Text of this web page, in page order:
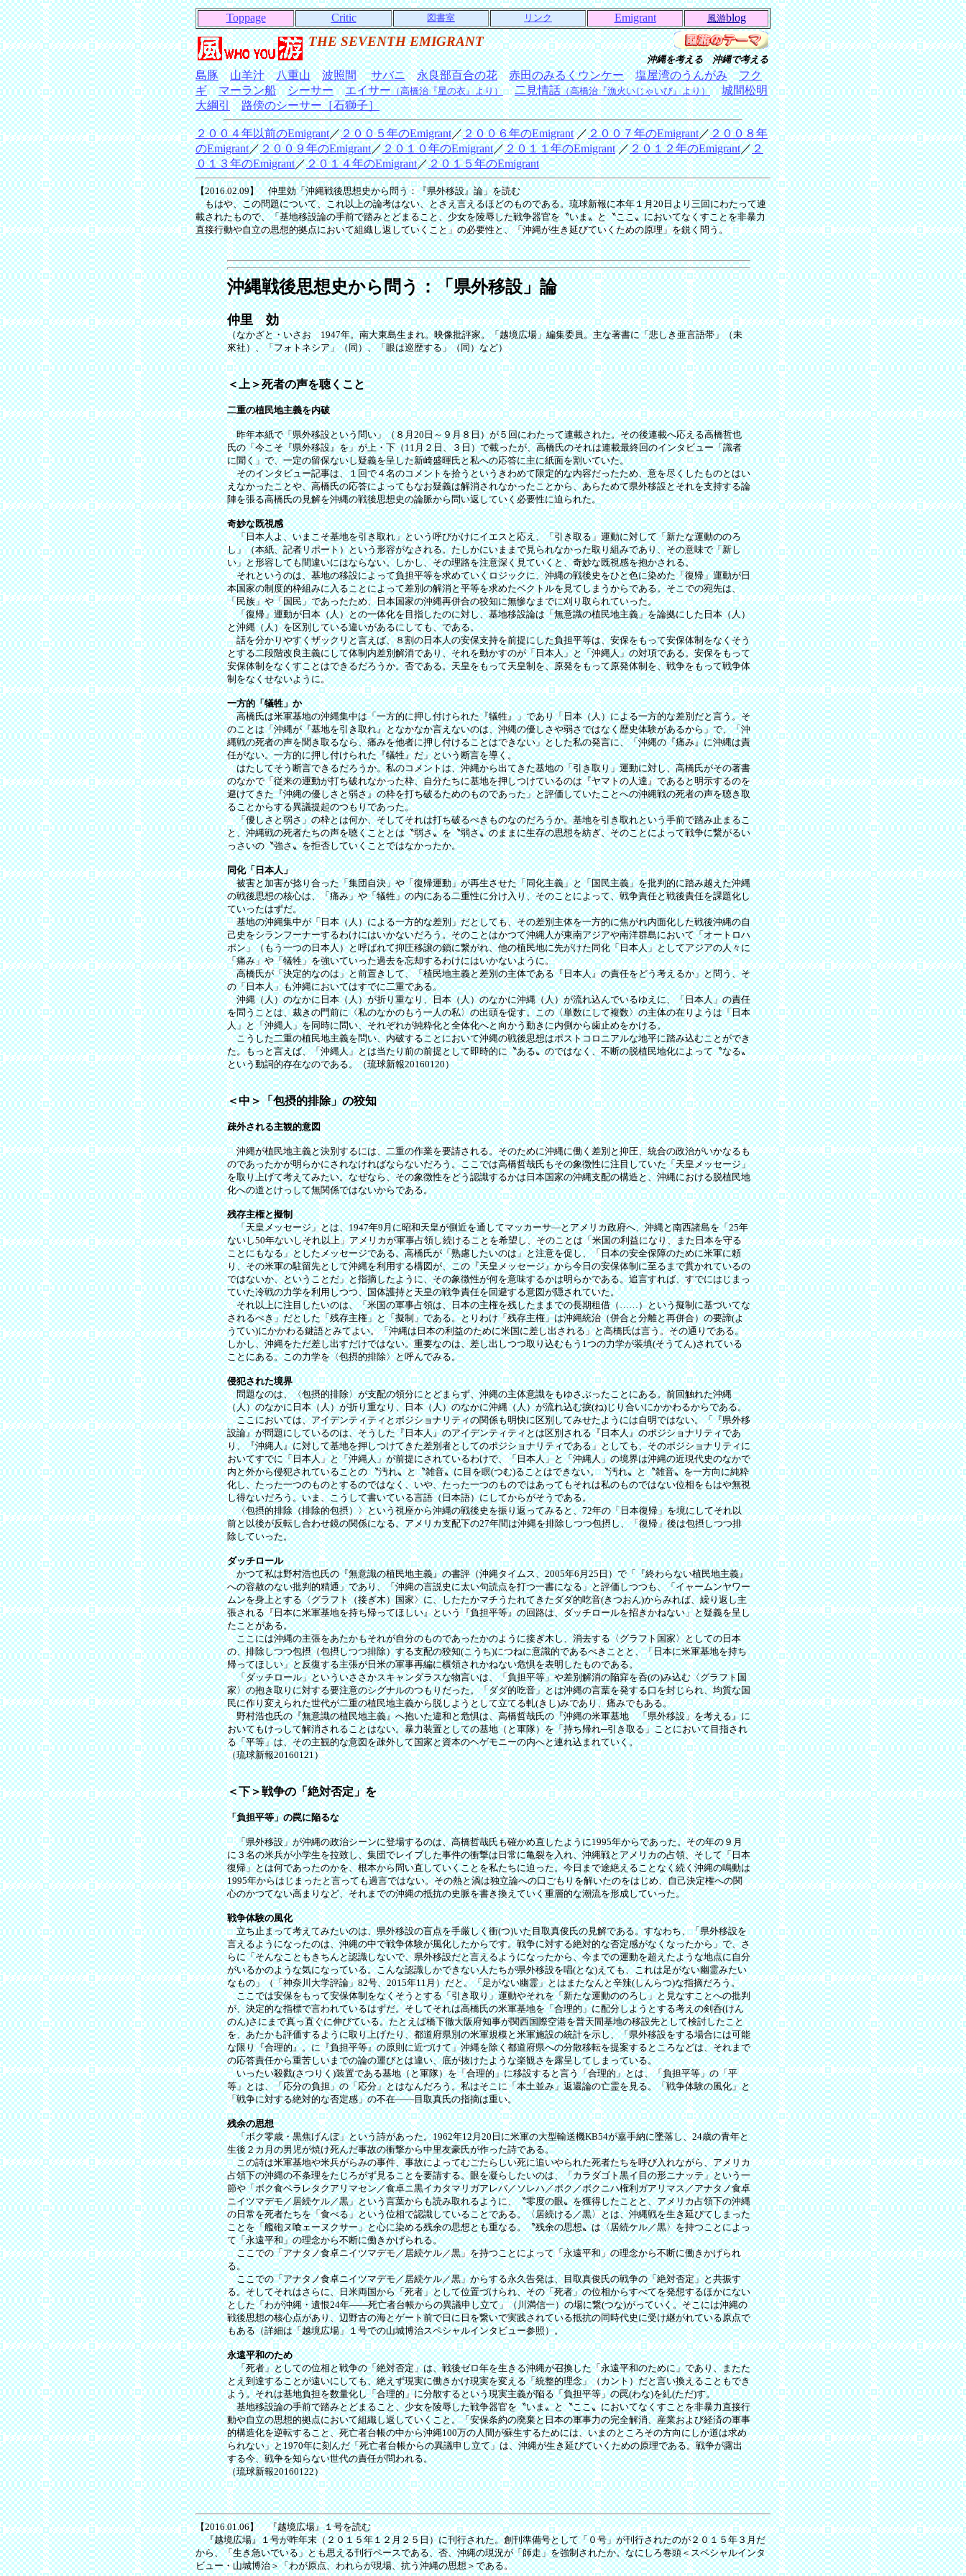
Toppage Critic 図書室 リンク Emigrant 風游blog
THE SEVENTH EMIGRANT
沖縄を考える 沖縄で考える
島豚 山羊汁 八重山 波照間 サバニ 永良部百合の花 赤田のみるくウンケー 塩屋湾のうんがみ
フク
ギ
マーラン船 シーサー エイサー（高橋治『星の衣』より） 二見情話（高橋治『漁火いじゃいび』より）
城間松明
大綱引
路傍のシーサー［石獅子］
２００４年以前のEmigrant／２００５年のEmigrant／２００６年のEmigrant／２００７年のEmigrant／２００８年
のEmigrant／２００９年のEmigrant／２０１０年のEmigrant／２０１１年のEmigrant／２０１２年のEmigrant／２
０１３年のEmigrant／２０１４年のEmigrant／２０１５年のEmigrant
【2016.02.09】 仲里効「沖縄戦後思想史から問う：『県外移設』論」を読む
もはや、この問題について、これ以上の論考はない、とさえ言えるほどのものである。琉球新報に本年１月20日より三回にわたって連
載されたもので、「基地移設論の手前で踏みとどまること、少女を陵辱した戦争器官を〝いま〟と〝ここ〟においてなくすことを非暴力
直接行動や自立の思想的拠点において組織し返していくこと」の必要性と、「沖縄が生き延びていくための原理」を鋭く問う。
沖縄戦後思想史から問う：「県外移設」論
仲里 効
（なかざと・いさお 1947年。南大東島生まれ。映像批評家。「越境広場」編集委員。主な著書に「悲しき亜言語帯」（未
來社）、「フォトネシア」（同）、「眼は巡歴する」（同）など）
＜上＞死者の声を聴くこと
二重の植民地主義を内破
昨年本紙で「県外移設という問い」（８月20日～９月８日）が５回にわたって連載された。その後連載へ応える高橋哲也
氏の「今こそ『県外移設』を」が上・下（11月２日、３日）で載ったが、高橋氏のそれは連載最終回のインタビュー「識者
に聞く」で、一定の留保ないし疑義を呈した新崎盛暉氏と私への応答に主に紙面を割いていた。
そのインタビュー記事は、１回で４名のコメントを拾うというきわめて限定的な内容だったため、意を尽くしたものとはい
えなかったことや、高橋氏の応答によってもなお疑義は解消されなかったことから、あらためて県外移設とそれを支持する論
陣を張る高橋氏の見解を沖縄の戦後思想史の論脈から問い返していく必要性に迫られた。
奇妙な既視感
「日本人よ、いまこそ基地を引き取れ」という呼びかけにイエスと応え、「引き取る」運動に対して「新たな運動ののろ
し」（本紙、記者リポート）という形容がなされる。たしかにいままで見られなかった取り組みであり、その意味で「新し
い」と形容しても間違いにはならない。しかし、その理路を注意深く見ていくと、奇妙な既視感を抱かされる。
それというのは、基地の移設によって負担平等を求めていくロジックに、沖縄の戦後史をひと色に染めた「復帰」運動が日
本国家の制度的枠組みに入ることによって差別の解消と平等を求めたベクトルを見てしまうからである。そこでの宛先は、
「民族」や「国民」であったため、日本国家の沖縄再併合の狡知に無惨なまでに刈り取られていった。
「復帰」運動が日本（人）との一体化を目指したのに対し、基地移設論は「無意識の植民地主義」を論拠にした日本（人）
と沖縄（人）を区別している違いがあるにしても、である。
話を分かりやすくザックリと言えば、８割の日本人の安保支持を前提にした負担平等は、安保をもって安保体制をなくそう
とする二段階改良主義にして体制内差別解消であり、それを動かすのが「日本人」と「沖縄人」の対項である。安保をもって
安保体制をなくすことはできるだろうか。否である。天皇をもって天皇制を、原発をもって原発体制を、戦争をもって戦争体
制をなくせないように。
一方的「犠牲」か
高橋氏は米軍基地の沖縄集中は「一方的に押し付けられた『犠牲』」であり「日本（人）による一方的な差別だと言う。そ
のことは「沖縄が『基地を引き取れ』となかなか言えないのは、沖縄の優しさや弱さではなく歴史体験があるから」で、「沖
縄戦の死者の声を聞き取るなら、痛みを他者に押し付けることはできない」とした私の発言に、「沖縄の『痛み』に沖縄は責
任がない。一方的に押し付けられた『犠牲』だ」という断言を導く。
はたしてそう断言できるだろうか。私のコメントは、沖縄から出てきた基地の「引き取り」運動に対し、高橋氏がその著書
のなかで「従来の運動が打ち破れなかった枠、自分たちに基地を押しつけているのは『ヤマトの人達』であると明示するのを
避けてきた『沖縄の優しさと弱さ』の枠を打ち破るためのものであった」と評価していたことへの沖縄戦の死者の声を聴き取
ることからする異議提起のつもりであった。
「優しさと弱さ」の枠とは何か、そしてそれは打ち破るべきものなのだろうか。基地を引き取れという手前で踏み止まるこ
と、沖縄戦の死者たちの声を聴くこととは〝弱さ〟を〝弱さ〟のままに生存の思想を紡ぎ、そのことによって戦争に繋がるい
っさいの〝強さ〟を拒否していくことではなかったか。
同化「日本人」
被害と加害が捻り合った「集団自決」や「復帰運動」が再生させた「同化主義」と「国民主義」を批判的に踏み越えた沖縄
の戦後思想の核心は、「痛み」や「犠牲」の内にある二重性に分け入り、そのことによって、戦争責任と戦後責任を課題化し
ていったはずだ。
基地の沖縄集中が「日本（人）による一方的な差別」だとしても、その差別主体を一方的に焦がれ内面化した戦後沖縄の自
己史をシランフーナーするわけにはいかないだろう。そのことはかつて沖縄人が東南アジアや南洋群島において「オートロハ
ポン」（もう一つの日本人）と呼ばれて抑圧移譲の鎖に繋がれ、他の植民地に先がけた同化「日本人」としてアジアの人々に
「痛み」や「犠牲」を強いていった過去を忘却するわけにはいかないように。
高橋氏が「決定的なのは」と前置きして、「植民地主義と差別の主体である『日本人』の責任をどう考えるか」と問う、そ
の「日本人」も沖縄においてはすでに二重である。
沖縄（人）のなかに日本（人）が折り重なり、日本（人）のなかに沖縄（人）が流れ込んでいるゆえに、「日本人」の責任
を問うことは、裁きの門前に〈私のなかのもう一人の私〉の出頭を促す。この〈単数にして複数〉の主体の在りようは「日本
人」と「沖縄人」を同時に問い、それぞれが純粋化と全体化へと向かう動きに内側から歯止めをかける。
こうした二重の植民地主義を問い、内破することにおいて沖縄の戦後思想はポストコロニアルな地平に踏み込むことができ
た。もっと言えば、「沖縄人」とは当たり前の前提として即時的に〝ある〟のではなく、不断の脱植民地化によって〝なる〟
という動詞的存在なのである。（琉球新報20160120）
＜中＞「包摂的排除」の狡知
疎外される主観的意図
沖縄が植民地主義と決別するには、二重の作業を要請される。そのために沖縄に働く差別と抑圧、統合の政治がいかなるも
のであったかが明らかにされなければならないだろう。ここでは高橋哲哉氏もその象徴性に注目していた「天皇メッセージ」
を取り上げて考えてみたい。なぜなら、その象徴性をどう認識するかは日本国家の沖縄支配の構造と、沖縄における脱植民地
化への道とけっして無関係ではないからである。
残存主権と擬制
「天皇メッセージ」とは、1947年9月に昭和天皇が側近を通してマッカーサ―とアメリカ政府へ、沖縄と南西諸島を「25年
ないし50年ないしそれ以上」アメリカが軍事占領し続けることを希望し、そのことは「米国の利益になり、また日本を守る
ことにもなる」としたメッセージである。高橋氏が「熟慮したいのは」と注意を促し、「日本の安全保障のために米軍に頼
り、その米軍の駐留先として沖縄を利用する構図が、この『天皇メッセージ』から今日の安保体制に至るまで貫かれているの
ではないか、ということだ」と指摘したように、その象徴性が何を意味するかは明らかである。追言すれば、すでにはじまっ
ていた冷戦の力学を利用しつつ、国体護持と天皇の戦争責任を回避する意図が隠されていた。
それ以上に注目したいのは、「米国の軍事占領は、日本の主権を残したままでの長期租借（……）という擬制に基づいてな
されるべき」だとした「残存主権」と「擬制」である。とりわけ「残存主権」は沖縄統治（併合と分離と再併合）の要諦(よ
うてい)にかかわる鍵語とみてよい。「沖縄は日本の利益のために米国に差し出される」と高橋氏は言う。その通りである。
しかし、沖縄をただ差し出すだけではない。重要なのは、差し出しつつ取り込むもう1つの力学が装填(そうてん)されている
ことにある。この力学を〈包摂的排除〉と呼んでみる。
侵犯された境界
問題なのは、〈包摂的排除〉が支配の領分にとどまらず、沖縄の主体意識をもゆさぶったことにある。前回触れた沖縄
（人）のなかに日本（人）が折り重なり、日本（人）のなかに沖縄（人）が流れ込む捩(ね)じり合いにかかわるからである。
ここにおいては、アイデンティティとポジショナリティの関係も明快に区別してみせたようには自明ではない。「『県外移
設論』が問題にしているのは、そうした『日本人』のアイデンティティとは区別される『日本人』のポジショナリティであ
り、『沖縄人』に対して基地を押しつけてきた差別者としてのポジショナリティである」としても、そのポジショナリティに
おいてすでに「日本人」と「沖縄人」が前提にされているわけで、「日本人」と「沖縄人」の境界は沖縄の近現代史のなかで
内と外から侵犯されていることの 〝汚れ〟と〝雑音〟に目を瞑(つむ)ることはできない。〝汚れ〟と〝雑音〟を一方向に純粋
化し、たった一つのものとするのではなく、いや、たった一つのものではあってもそれは私のものではない位相をもはや無視
し得ないだろう。いま、こうして書いている言語（日本語）にしてからがそうである。
〈包摂的排除（排除的包摂）〉という視座から沖縄の戦後史を振り返ってみると、72年の「日本復帰」を境にしてそれ以
前と以後が反転し合わせ鏡の関係になる。アメリカ支配下の27年間は沖縄を排除しつつ包摂し、「復帰」後は包摂しつつ排
除していった。
ダッチロール
かつて私は野村浩也氏の『無意識の植民地主義』の書評（沖縄タイムス、2005年6月25日）で「『終わらない植民地主義』
への容赦のない批判的精通」であり、「沖縄の言説史に太い句読点を打つ一書になる」と評価しつつも、「イャームンヤワー
ムンを身上とする〈グラフト（接ぎ木）国家〉に、したたかマチうたれてきたダダ的吃音(きつおん)からみれば、繰り返し主
張される『日本に米軍基地を持ち帰ってほしい』という『負担平等』の回路は、ダッチロールを招きかねない」と疑義を呈し
たことがある。
ここには沖縄の主張をあたかもそれが自分のものであったかのように接ぎ木し、消去する〈グラフト国家〉としての日本
の、排除しつつ包摂（包摂しつつ排除）する支配の狡知(こうち)につねに意識的であるべきことと、「日本に米軍基地を持ち
帰ってほしい」と反復する主張が日米の軍事再編に横領されかねない危惧を表明したものである。
「ダッチロール」といういささかスキャンダラスな物言いは、「負担平等」や差別解消の陥穽を呑(の)み込む〈グラフト国
家〉の抱き取りに対する要注意のシグナルのつもりだった。「ダダ的吃音」とは沖縄の言葉を発する口を封じられ、均質な国
民に作り変えられた世代が二重の植民地主義から脱しようとして立てる軋(きし)みであり、痛みでもある。
野村浩也氏の『無意識の植民地主義』へ抱いた違和と危惧は、高橋哲哉氏の『沖縄の米軍基地 「県外移設」を考える』に
おいてもけっして解消されることはない。暴力装置としての基地（と軍隊）を「持ち帰れ─引き取る」ことにおいて目指され
る「平等」は、その主観的な意図を疎外して国家と資本のヘゲモニーの内へと連れ込まれていく。
（琉球新報20160121）
＜下＞戦争の「絶対否定」を
「負担平等」の罠に陥るな
「県外移設」が沖縄の政治シーンに登場するのは、高橋哲哉氏も確かめ直したように1995年からであった。その年の９月
に３名の米兵が小学生を拉致し、集団でレイブした事件の衝撃は日常に亀裂を入れ、沖縄戦とアメリカの占領、そして「日本
復帰」とは何であったのかを、根本から問い直していくことを私たちに迫った。今日まで途絶えることなく続く沖縄の鳴動は
1995年からはじまったと言っても過言ではない。その熱と渦は独立論への口ごもりを解いたのをはじめ、自己決定権への関
心のかつてない高まりなど、それまでの沖縄の抵抗の史脈を書き換えていく重層的な潮流を形成していった。
戦争体験の風化
立ち止まって考えてみたいのは、県外移設の盲点を手厳しく衝(つ)いた目取真俊氏の見解である。すなわち、「県外移設を
言えるようになったのは、沖縄の中で戦争体験が風化したからです。戦争に対する絶対的な否定感がなくなったから」で、さ
らに「そんなこともきちんと認識しないで、県外移設だと言えるようになったから、今までの運動を超えたような地点に自分
がいるかのような気になっている。こんな認識しかできない人たちが県外移設を唱(とな)えても、これは足がない幽霊みたい
なもの」（「神奈川大学評論」82号、2015年11月）だと。「足がない幽霊」とはまたなんと辛辣(しんらつ)な指摘だろう。
ここでは安保をもって安保体制をなくそうとする「引き取り」運動やそれを「新たな運動ののろし」と見なすことへの批判
が、決定的な指標で言われているはずだ。そしてそれは高橋氏の米軍基地を「合理的」に配分しようとする考えの剣呑(けん
のん)さにまで真っ直ぐに伸びている。たとえば橋下徹大阪府知事が関西国際空港を普天間基地の移設先として検討したこと
を、あたかも評価するように取り上げたり、都道府県別の米軍規模と米軍施設の統計を示し、「県外移設をする場合には可能
な限り『合理的』。に『負担平等』の原則に近づけて」沖縄を除く都道府県への分散移転を提案するところなどは、それまで
の応答責任から重苦しいまでの論の運びとは違い、底が抜けたような楽観さを露呈してしまっている。
いったい殺戮(さつりく)装置である基地（と軍隊）を「合理的」に移設すると言う「合理的」とは、「負担平等」の「平
等」とは、「応分の負担」の「応分」とはなんだろう。私はそこに「本土並み」返還論の亡霊を見る。「戦争体験の風化」と
「戦争に対する絶対的な否定感」の不在――目取真氏の指摘は重い。
残余の思想
「ボク零歳・黒焦げんぼ」という詩があった。1962年12月20日に米軍の大型輸送機KB54が嘉手納に墜落し、24歳の青年と
生後２カ月の男児が焼け死んだ事故の衝撃から中里友豪氏が作った詩である。
この詩は米軍基地や米兵がらみの事件、事故によってむごたらしい死に追いやられた死者たちを呼び入れながら、アメリカ
占領下の沖縄の不条理をたじろがず見ることを要請する。眼を凝らしたいのは、「カラダゴト黒イ目の形ニナッテ」という一
節や「ボク食ベラレタクアリマセン／食卓ニ黒イカタマリガアレバ／ソレハ／ボク／ボクニハ権利ガアリマス／アナタノ食卓
ニイツマデモ／居続ケル／黒」という言葉からも読み取れるように、〝零度の眼〟を獲得したことと、アメリカ占領下の沖縄
の日常を死者たちを「食べる」という位相で認識していることである。〈居続ける／黒〉とは、沖縄戦を生き延びてしまった
ことを「艦砲ヌ喰ェーヌクサー」と心に染める残余の思想とも重なる。〝残余の思想〟は〈居続ケル／黒〉を持つことによっ
て「永遠平和」の理念から不断に働きかげられる。
ここでの「アナタノ食卓ニイツマデモ／居続ケル／黒」を持つことによって「永遠平和」の理念から不断に働きかげられ
る。
ここでの「アナタノ食卓ニイツマデモ／居続ケル／黒」からする永久告発は、目取真俊氏の戦争の「絶対否定」と共振す
る。そしてそれはさらに、日米両国から「死者」として位置づけられ、その「死者」の位相からすべてを発想するほかにない
とした「わが沖縄・遺恨24年――死亡者台帳からの異議申し立て」（川満信一）の場に繋(つな)がっていく。そこには沖縄の
戦後思想の核心点があり、辺野古の海とゲート前で日に日を繋いで実践されている抵抗の同時代史に受け継がれている原点で
もある（詳細は「越境広場」１号での山城博治スペシャルインタビュー参照）。
永遠平和のため
「死者」としての位相と戦争の「絶対否定」は、戦後ゼロ年を生きる沖縄が召換した「永遠平和のために」であり、またた
とえ到達することが遠いにしても、絶えず現実に働きかけ現実を変える「統整的理念」（カント）だと言い換えることもでき
よう。それは基地負担を数量化し「合理的」に分散するという現実主義が陥る「負担平等」の罠(わな)を糺(ただ)す。
基地移設論の手前で踏みとどまること、少女を陵辱した戦争器官を〝いま〟と〝ここ〟においてなくすことを非暴力直接行
動や自立の思想的拠点において組織し返していくこと。「安保条約の廃棄と日本の軍事力の完全解消、産業および経済の軍事
的構造化を逆転すること、死亡者台帳の中から沖縄100万の人間が蘇生するためには、いまのところその方向にしか道は求め
られない」と1970年に刻んだ「死亡者台帳からの異議申し立て」は、沖縄が生き延びていくための原理である。戦争が露出
する今、戦争を知らない世代の責任が問われる。
（琉球新報20160122）
【2016.01.06】 『越境広場』１号を読む
『越境広場』１号が昨年末（２０１５年１２月２５日）に刊行された。創刊準備号として「０号」が刊行されたのが２０１５年３月だ
から、「生き急いでいる」とも思える刊行ペースである、否、沖縄の現況が「師走」を強制されたか。なにしろ巻頭＜スペシャルインタ
ビュー・山城博治＞「わが原点、われらが現場、抗う沖縄の思想＞である。